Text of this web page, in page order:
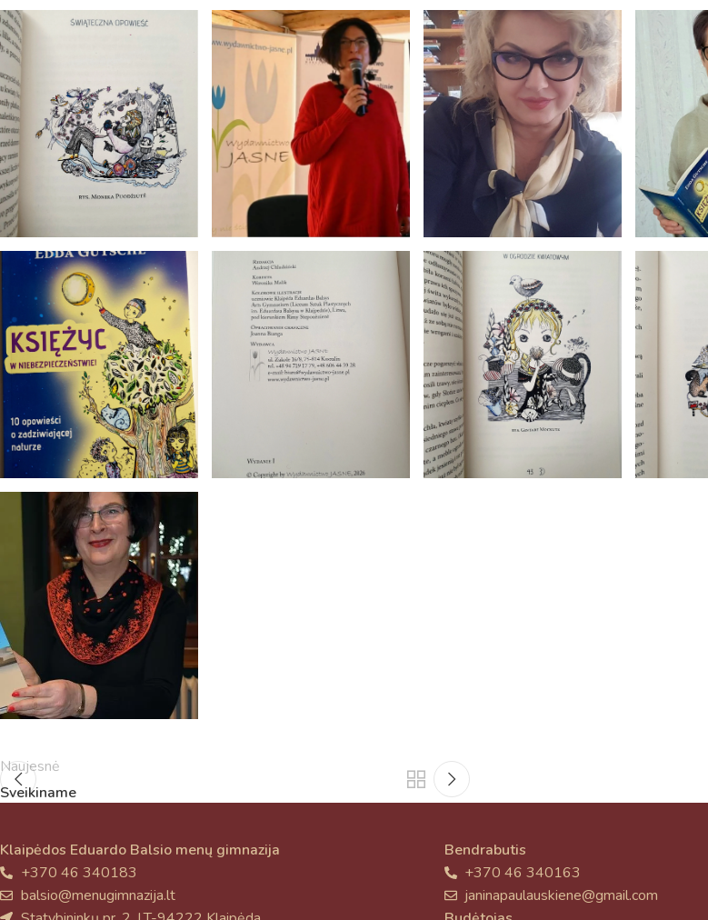
Naujesnė
Sveikiname
Klaipėdos Eduardo Balsio menų gimnazija
+370 46 340183
balsio@menugimnazija.lt
Bendrabutis
+370 46 340163
janinapaulauskiene@gmail.com